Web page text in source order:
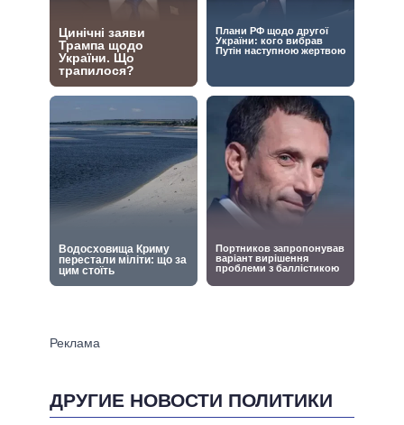
ДРУГИЕ НОВОСТИ ПОЛИТИКИ